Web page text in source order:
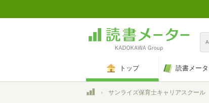
トップ 読書メー
トップサンライズ保育士キャリアスクール